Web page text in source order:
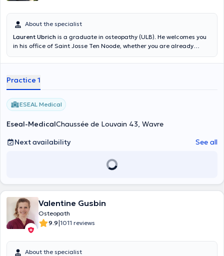
About the specialist
Laurent Ubrich is a graduate in osteopathy (ULB). He welcomes you
in his office of Saint Josse Ten Noode, whether you are already
translated by google translate
Practice 1
ESEAL Medical
Eseal-MedicalChaussée de Louvain 43, Wavre
Next availability
See all
Valentine Gusbin
Osteopath
9.9|1011 reviews
About the specialist